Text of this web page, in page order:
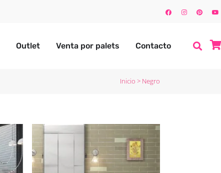
Outlet Venta por palets Contacto
Inicio > Negro